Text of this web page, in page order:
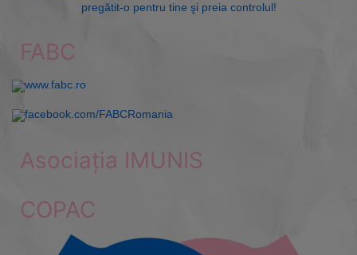
pregătit-o pentru tine şi preia controlul!
FABC
www.fabc.ro
facebook.com/FABCRomania
Asociația IMUNIS
COPAC